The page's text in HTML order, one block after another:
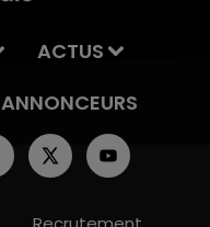
ACTUS
ANNONCEURS